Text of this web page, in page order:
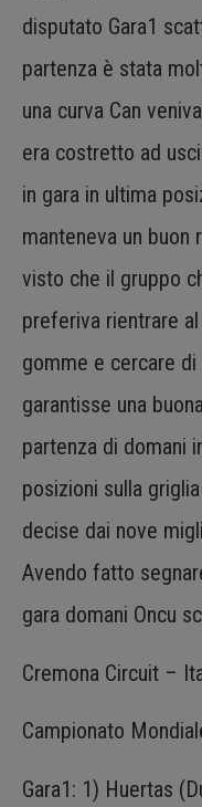
disputato Gara1
partenza è stata
una curva Can
era costretto ad
in gara in ultima
manteneva un buon
visto che il gruppo
preferiva rientrare
gomme e cercare
garantisse una
partenza di domani
posizioni sulla
decise dai nove
Avendo fatto
gara domani Oncu
Cremona Circuit –
Campionato
Gara1: 1) Huertas